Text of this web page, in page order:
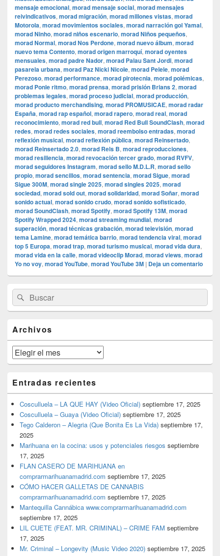
mensaje emocional, morad mensaje social, morad mensajes
reivindicativos, morad migración, morad millones vistas, morad
Motorola, morad movimientos sociales, morad narración gol Yamal,
morad Ninho, morad niños escenario, morad Niños pequeños,
morad Normal, morad Nos Perdone, morad nuevo álbum, morad
nuevo tema Contento, morad origen marroquí, morad oyentes
mensuales, morad padre Nador, morad Palau Sant Jordi, morad
pasarela urbana, morad Paz Nicki Nicole, morad Pelele, morad
Perezoso, morad performance, morad pirotecnia, morad polémicas,
morad Ponle ritmo, morad prensa, morad prisión Brians 2, morad
problemas legales, morad proceso judicial, morad producción,
morad producto merchandising, morad PROMUSICAE, morad radar
España, morad rap español, morad rapero, morad real, morad
reconocimiento, morad red bull, morad Red Bull SoundClash, morad
redes, morad redes sociales, morad reembolso entradas, morad
reflexión musical, morad reflexión pública, morad Reinsertado,
morad Reinsertado 2.0, morad Rels B, morad reproducciones,
morad resiliencia, morad revocación tercer grado, morad RVFV,
morad seguidores Instagram, morad sello M.D.L.R, morad sello
propio, morad sencillos, morad sentencia, morad Sigue, morad
Sigue 300M, morad single 2025, morad singles 2025, morad
sociedad, morad sold out, morad solidaridad, morad Soñar, morad
sonido actual, morad sonido crudo, morad sonido sofisticado,
morad SoundClash, morad Spotify, morad Spotify 13M, morad
Spotify Wrapped 2024, morad streaming mundial, morad
superación, morad técnicas grabación, morad televisión, morad
tema Lamine, morad temática barrio, morad tendencia viral, morad
top 5 Europa, morad trap, morad turismo musical, morad vida dura,
morad vida en la calle, morad videocli‏p Morad, morad views, morad
Yo no voy, morad YouTube, morad YouTube 3M | Deja un comentario
área
de
widget
lateral
primaria
Buscar
por:
Buscar
Archivos
Archivos
Entradas recientes
Cosculluela – LA QUE HAY (Video Oficial) septiembre 17, 2025
Cosculluela – Guaya (Video Oficial) septiembre 17, 2025
Tego Calderon – Alegria (Que Bonita Es La Vida) septiembre 17,
2025
Marihuana en la cocina: usos y potenciales riesgos septiembre
17, 2025
FLAN CASERO DE MARIHUANA en
comprarmarihuanamadrid.com septiembre 17, 2025
CÓMO HACER GALLETAS DE CANNABIS
comprarmarihuanamadrid.com septiembre 17, 2025
Mantequilla Cannábica www.comprarmarihuanamadrid.com
septiembre 17, 2025
LIL CUETE (FEAT. MR. CRIMINAL) – CRIME FAM septiembre
17, 2025
Mr. Criminal – Longevity (Music Video 2020) septiembre 17, 2025